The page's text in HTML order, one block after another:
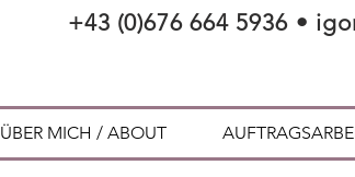
+43 (0)676 664 5936 •
ÜBER MICH / ABOUT